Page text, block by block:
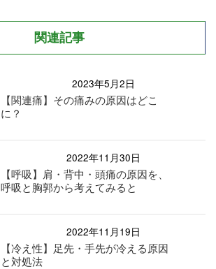
関連記事
2023年5月2日
【関連痛】その痛みの原因はどこ
に？
2022年11月30日
【呼吸】肩・背中・頭痛の原因を、
呼吸と胸郭から考えてみると
2022年11月19日
【冷え性】足先・手先が冷える原因
と対処法